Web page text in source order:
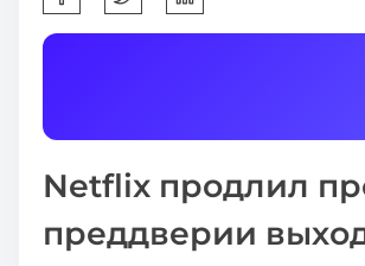
h
a
t
p
Netflix продлил
преддверии